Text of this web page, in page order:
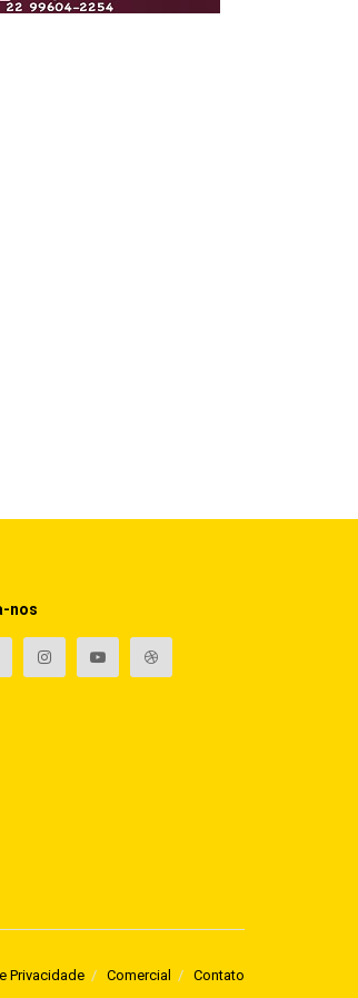
nos
Privacidade Comercial Contato